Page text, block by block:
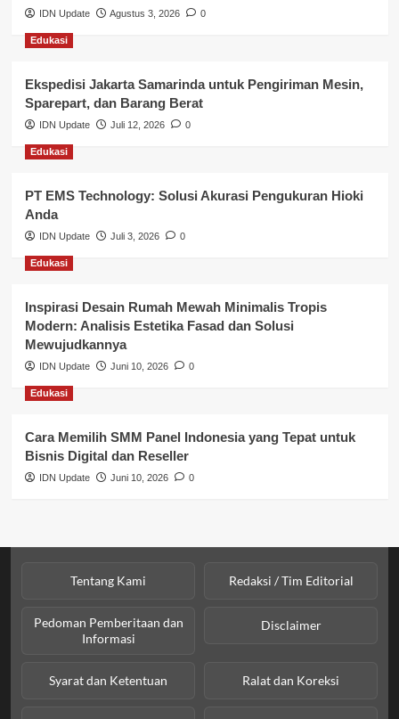
Lalu Lintas
Layanan Publik Kabupaten Banyuasin
Nasional
Pemerintahan
Pendidikan
Perbankan & Keuangan
Perpajakan & Keuangan
Profil Wilayah Banyuasin
Sosial & Budaya
Sosial & Kesejahteraan
IDN Update Agustus 3, 2026 0
Edukasi
Ekspedisi Jakarta Samarinda untuk Pengiriman Mesin,
Sparepart, dan Barang Berat
IDN Update Juli 12, 2026 0
Edukasi
PT EMS Technology: Solusi Akurasi Pengukuran Hioki
Anda
IDN Update Juli 3, 2026 0
Edukasi
Inspirasi Desain Rumah Mewah Minimalis Tropis
Modern: Analisis Estetika Fasad dan Solusi
Mewujudkannya
IDN Update Juni 10, 2026 0
Edukasi
Cara Memilih SMM Panel Indonesia yang Tepat untuk
Bisnis Digital dan Reseller
IDN Update Juni 10, 2026 0
Tentang Kami Redaksi / Tim Editorial
Pedoman Pemberitaan dan
Informasi
Disclaimer
Syarat dan Ketentuan Ralat dan Koreksi